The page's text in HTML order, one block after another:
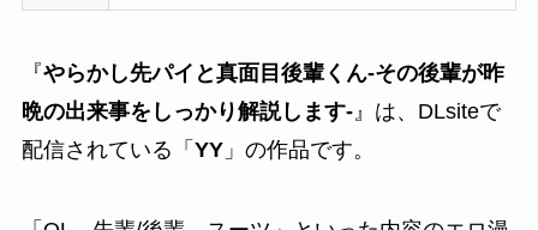
『やらかし先パイと真面目後輩くん-その後輩が昨
晩の出来事をしっかり解説します-』は、DLsiteで
配信されている「 YY」の作品です。